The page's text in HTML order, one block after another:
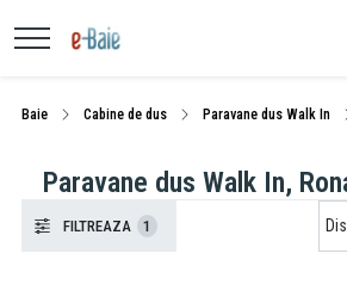
Baie Cabine de dus Paravane dus Walk In
Paravane dus Walk In,
FILTREAZA 1